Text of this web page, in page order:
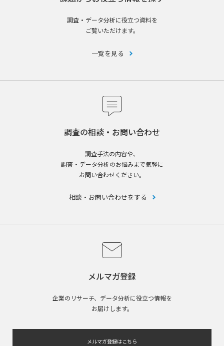
調査・データ分析に役立つ資料を
ご覧いただけます。
一覧を見る
調査の相談・お問い合わせ
調査手法の内容や、
調査・データ分析のお悩みまで気軽に
お問い合わせください。
相談・お問い合わせをする
メルマガ登録
企業のリサーチ、データ分析に役立つ情報を
お届けします。
メルマガ登録はこちら